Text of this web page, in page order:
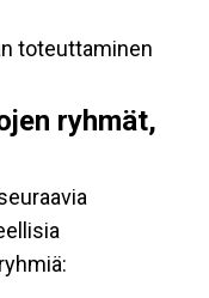
toteuttaminen
ryhmät,